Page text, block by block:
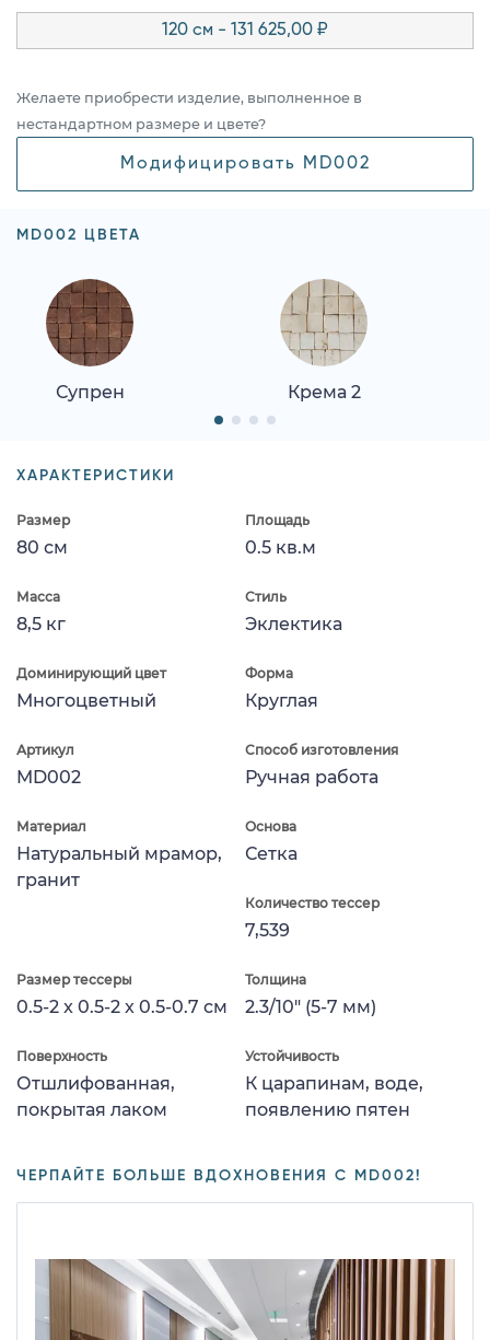
120 см - 131 625,00 ₽
Желаете приобрести изделие, выполненное в
нестандартном размере и цвете?
Модифицировать MD002
MD002 ЦВЕТА
Супрен Крема 2
ХАРАКТЕРИСТИКИ
Размер
80 см
Площадь
0.5 кв.м
Масса
8,5 кг
Стиль
Эклектика
Доминирующий цвет
Многоцветный
Форма
Круглая
Артикул
MD002
Способ изготовления
Ручная работа
Материал
Натуральный мрамор,
гранит
Основа
Сетка
Количество тессер
7,539
Размер тессеры
0.5-2 x 0.5-2 x 0.5-0.7 см
Толщина
2.3/10" (5-7 мм)
Поверхность
Отшлифованная,
покрытая лаком
Устойчивость
К царапинам, воде,
появлению пятен
ЧЕРПАЙТЕ БОЛЬШЕ ВДОХНОВЕНИЯ С MD002!